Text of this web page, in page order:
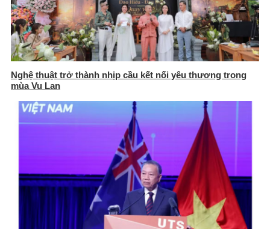
Nghệ thuật trở thành nhịp cầu kết nối yêu thương trong
mùa Vu Lan